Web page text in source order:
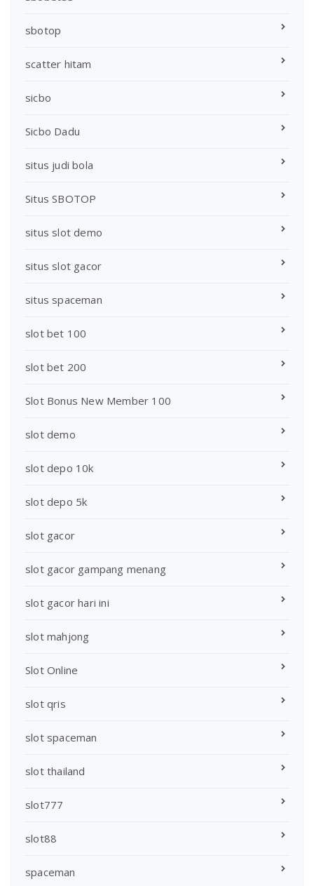
sbotop
scatter hitam
sicbo
Sicbo Dadu
situs judi bola
Situs SBOTOP
situs slot demo
situs slot gacor
situs spaceman
slot bet 100
slot bet 200
Slot Bonus New Member 100
slot demo
slot depo 10k
slot depo 5k
slot gacor
slot gacor gampang menang
slot gacor hari ini
slot mahjong
Slot Online
slot qris
slot spaceman
slot thailand
slot777
slot88
spaceman